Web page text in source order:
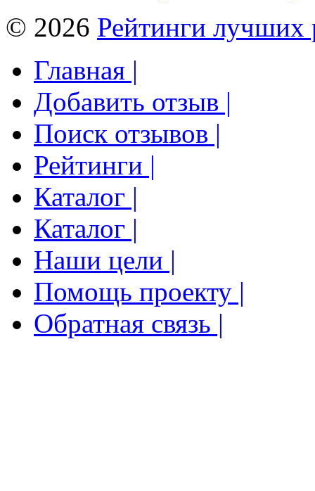
© 2026 Рейтинги лучших
Главная |
Добавить отзыв |
Поиск отзывов |
Рейтинги |
Каталог |
Каталог |
Наши цели |
Помощь проекту |
Обратная связь |